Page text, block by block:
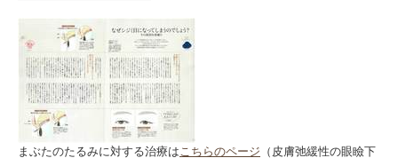
まぶたのたるみに対する治療はこちらのページ （皮膚弛緩性の眼瞼下